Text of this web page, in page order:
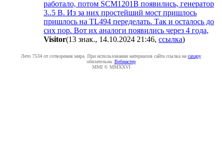
работало, потом SCM1201B появились, генератор
3..5 В. Из за них простейший мост пришлось
пришлось на TL494 переделать. Так и осталось до
сих пор. Вот их аналоги появились через 4 года,
Visitor(13 знак., 14.10.2024 21:46, ссылка)
Лето 7534 от сотворения мира. При использовании материалов сайта ссылка на caxapу
обязательна. Вебмастер
MMI © MMXXVI